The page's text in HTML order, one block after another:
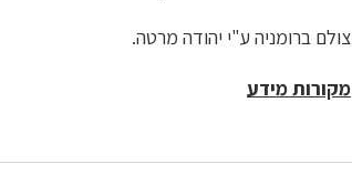
צולם ברומניה ע"י יהודה מרטה.
מקורות מידע